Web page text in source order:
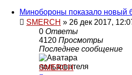
Минобороны показало новый
SMERCH » 26 дек 2017,
0 Ответы
4120 Просмотры
Последнее сообщение
SMERCH